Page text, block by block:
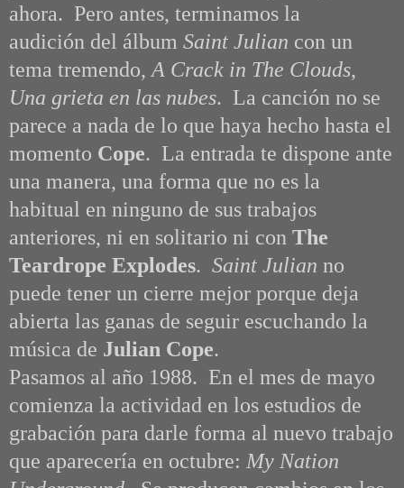
ahora. Pero antes, terminamos la
audición del álbum Saint Julian con un
tema tremendo, A Crack in The Clouds,
Una grieta en las nubes. La canción no se
parece a nada de lo que haya hecho hasta el
momento Cope. La entrada te dispone ante
una manera, una forma que no es la
habitual en ninguno de sus trabajos
anteriores, ni en solitario ni con The
Teardrope Explodes. Saint Julian no
puede tener un cierre mejor porque deja
abierta las ganas de seguir escuchando la
música de Julian Cope.
Pasamos al año 1988. En el mes de mayo
comienza la actividad en los estudios de
grabación para darle forma al nuevo trabajo
que aparecería en octubre: My Nation